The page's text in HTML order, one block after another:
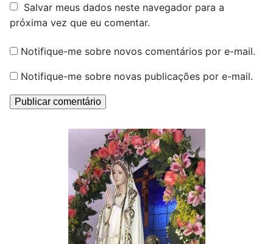
Salvar meus dados neste navegador para a
próxima vez que eu comentar.
Notifique-me sobre novos comentários por e-mail.
Notifique-me sobre novas publicações por e-mail.